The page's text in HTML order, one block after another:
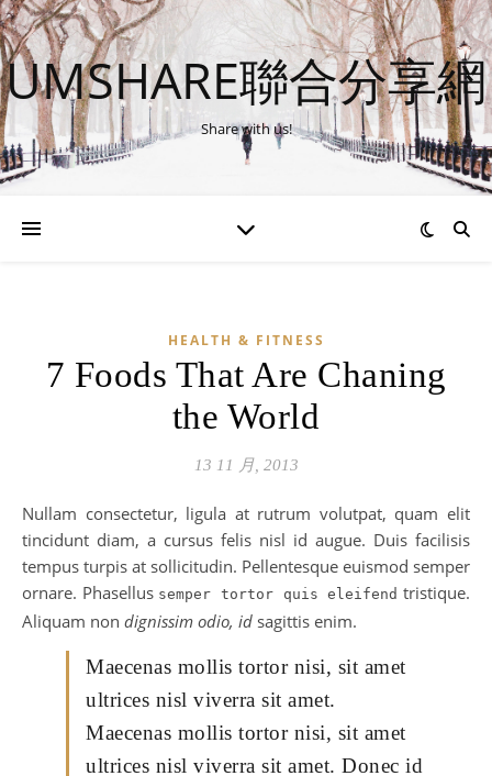
UMSHARE聯合分享網
Share with us!
HEALTH & FITNESS
7 Foods That Are Chaning
the World
13 11 月, 2013
Nullam consectetur, ligula at rutrum volutpat, quam elit
tincidunt diam, a cursus felis nisl id augue. Duis facilisis
tempus turpis at sollicitudin. Pellentesque euismod semper
ornare. Phasellus semper tortor quis eleifend tristique.
Aliquam non dignissim odio, id sagittis enim.
Maecenas mollis tortor nisi, sit amet
ultrices nisl viverra sit amet.
Maecenas mollis tortor nisi, sit amet
ultrices nisl viverra sit amet. Donec id